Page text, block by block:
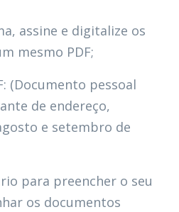
assine e digitalize os
mesmo PDF;
(Documento pessoal
de endereço,
e setembro de
para preencher o seu
os documentos